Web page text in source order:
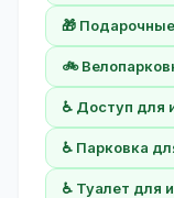
🎁
🚲
♿ Доступ для
♿ Парковка
♿ Туалет для